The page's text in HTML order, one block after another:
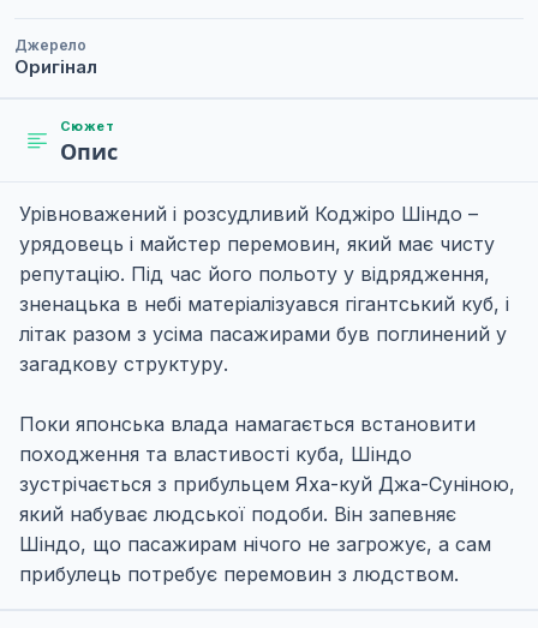
Джерело
Оригінал
Сюжет
Опис
Урівноважений і розсудливий Коджіро Шіндо –
урядовець і майстер перемовин, який має чисту
репутацію. Під час його польоту у відрядження,
зненацька в небі матеріалізуався гігантський куб, і
літак разом з усіма пасажирами був поглинений у
загадкову структуру.
Поки японська влада намагається встановити
походження та властивості куба, Шіндо
зустрічається з прибульцем Яха-куй Джа-Суніною,
який набуває людської подоби. Він запевняє
Шіндо, що пасажирам нічого не загрожує, а сам
прибулець потребує перемовин з людством.